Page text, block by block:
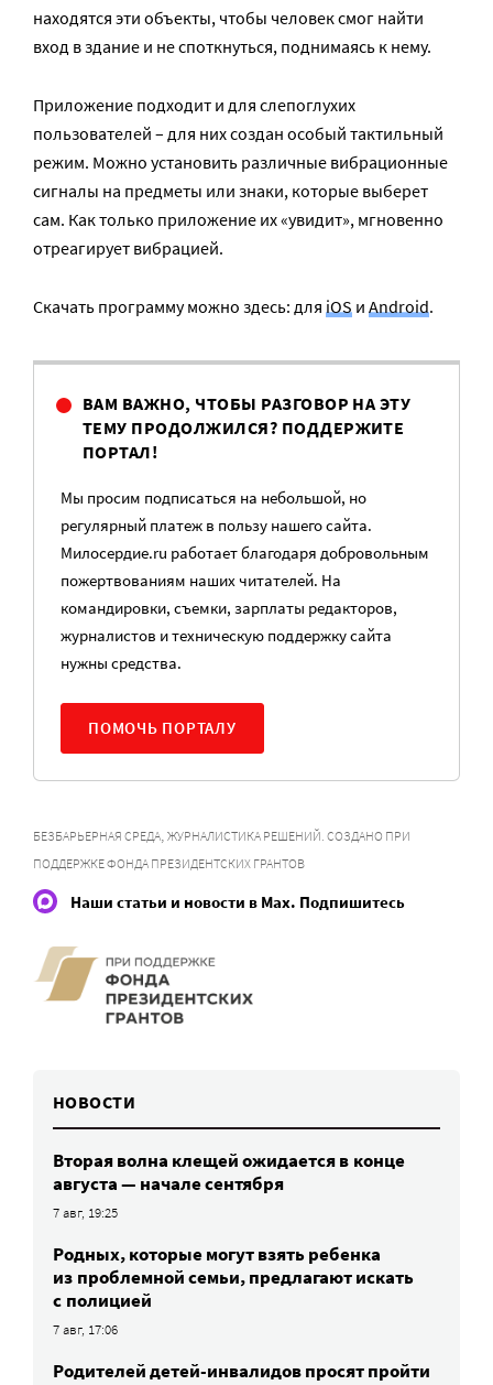
находятся эти объекты, чтобы человек смог найти
вход в здание и не споткнуться, поднимаясь к нему.
Приложение подходит и для слепоглухих
пользователей – для них создан особый тактильный
режим. Можно установить различные вибрационные
сигналы на предметы или знаки, которые выберет
сам. Как только приложение их «увидит», мгновенно
отреагирует вибрацией.
Скачать программу можно здесь: для iOS и Android.
ВАМ ВАЖНО, ЧТОБЫ РАЗГОВОР НА ЭТУ
ТЕМУ ПРОДОЛЖИЛСЯ? ПОДДЕРЖИТЕ
ПОРТАЛ!
Мы просим подписаться на небольшой, но
регулярный платеж в пользу нашего сайта.
Милосердие.ru работает благодаря добровольным
пожертвованиям наших читателей. На
командировки, съемки, зарплаты редакторов,
журналистов и техническую поддержку сайта
нужны средства.
ПОМОЧЬ ПОРТАЛУ
БЕЗБАРЬЕРНАЯ СРЕДА, ЖУРНАЛИСТИКА РЕШЕНИЙ. СОЗДАНО ПРИ
ПОДДЕРЖКЕ ФОНДА ПРЕЗИДЕНТСКИХ ГРАНТОВ
Наши статьи и новости в Max. Подпишитесь
НОВОСТИ
Вторая волна клещей ожидается в конце
августа — начале сентября
7 авг, 19:25
Родных, которые могут взять ребенка
из проблемной семьи, предлагают искать
с полицией
7 авг, 17:06
Родителей детей-инвалидов просят пройти